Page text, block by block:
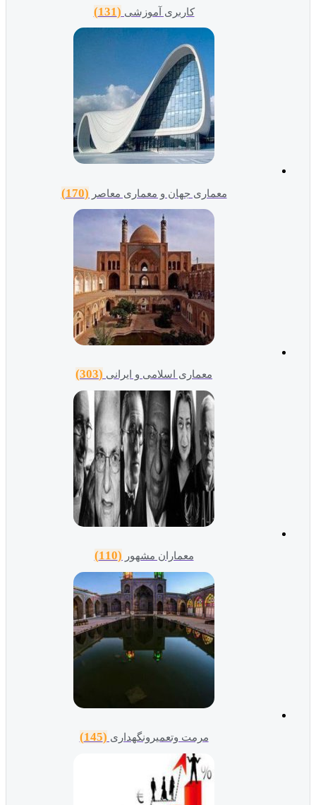
کاربری آموزشی(131)
معماری جهان و معماری معاصر(170)
معماری اسلامی و ایرانی (303)
معماران مشهور (110)
مرمت وتعمیرونگهداری(145)